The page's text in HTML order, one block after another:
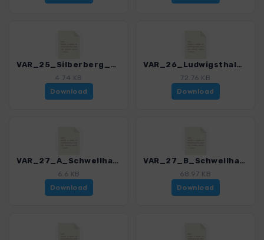
VAR_25_Silberberg_3189_1.gpx
4.74 KB
Download
VAR_26_Ludwigsthal_3189_1.gpx
72.76 KB
Download
VAR_27_A_Schwellhaeusl_3189_1.gpx
6.6 KB
Download
VAR_27_B_Schwellhaeusl_3189_1.gpx
68.97 KB
Download